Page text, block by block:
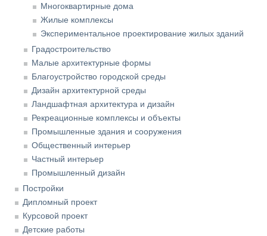
Многоквартирные дома
Жилые комплексы
Экспериментальное проектирование жилых зданий
Градостроительство
Малые архитектурные формы
Благоустройство городской среды
Дизайн архитектурной среды
Ландшафтная архитектура и дизайн
Рекреационные комплексы и объекты
Промышленные здания и сооружения
Общественный интерьер
Частный интерьер
Промышленный дизайн
Постройки
Дипломный проект
Курсовой проект
Детские работы